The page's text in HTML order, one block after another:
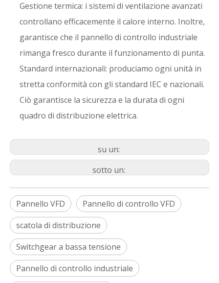
Gestione termica: i sistemi di ventilazione avanzati
controllano efficacemente il calore interno. Inoltre,
garantisce che il pannello di controllo industriale
rimanga fresco durante il funzionamento di punta.
Standard internazionali: produciamo ogni unità in
stretta conformità con gli standard IEC e nazionali.
Ciò garantisce la sicurezza e la durata di ogni
quadro di distribuzione elettrica.
su un:
sotto un:
Pannello VFD
Pannello di controllo VFD
scatola di distribuzione
Switchgear a bassa tensione
Pannello di controllo industriale